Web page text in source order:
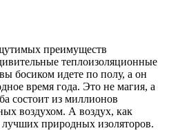
преимуществ
теплоизоляционные
босиком идете по полу, а он
время года. Это не магия, а
состоит из миллионов
воздухом. А воздух, как
лучших природных изоляторов.